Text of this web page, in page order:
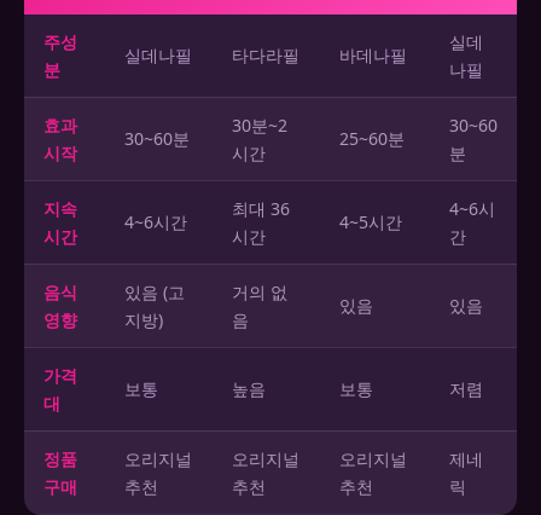
주성
분
실데나필 타다라필 바데나필
실데
나필
효과
시작
30~60분
30분~2
시간
25~60분
30~60
분
지속
시간
4~6시간
최대 36
시간
4~5시간
4~6시
간
음식
영향
있음 (고
지방)
거의 없
음
있음 있음
가격
대
보통 높음 보통 저렴
정품
구매
오리지널
추천
오리지널
추천
오리지널
추천
제네
릭